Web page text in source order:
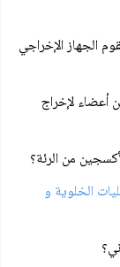
الجهاز الإخراجي
أعضاء لإخراج
من الرئة؟
الخلوية و